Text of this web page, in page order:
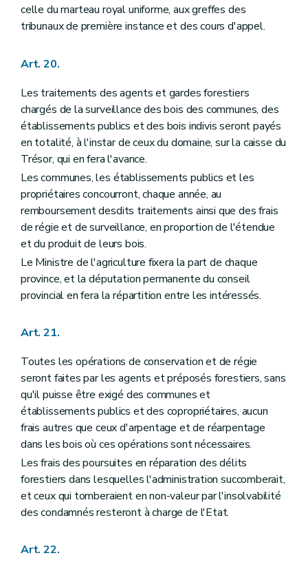
celle du marteau royal uniforme, aux greffes des
tribunaux de première instance et des cours d'appel.
Art. 20.
Les traitements des agents et gardes forestiers
chargés de la surveillance des bois des communes, des
établissements publics et des bois indivis seront payés
en totalité, à l'instar de ceux du domaine, sur la caisse du
Trésor, qui en fera l'avance.
Les communes, les établissements publics et les
propriétaires concourront, chaque année, au
remboursement desdits traitements ainsi que des frais
de régie et de surveillance, en proportion de l'étendue
et du produit de leurs bois.
Le Ministre de l'agriculture fixera la part de chaque
province, et la députation permanente du conseil
provincial en fera la répartition entre les intéressés.
Art. 21.
Toutes les opérations de conservation et de régie
seront faites par les agents et préposés forestiers, sans
qu'il puisse être exigé des communes et
établissements publics et des copropriétaires, aucun
frais autres que ceux d'arpentage et de réarpentage
dans les bois où ces opérations sont nécessaires.
Les frais des poursuites en réparation des délits
forestiers dans lesquelles l'administration succomberait,
et ceux qui tomberaient en non-valeur par l'insolvabilité
des condamnés resteront à charge de l'Etat.
Art. 22.